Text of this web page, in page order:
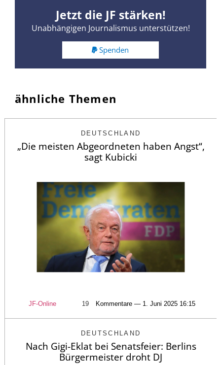
Jetzt die JF stärken!
Unabhängigen Journalismus unterstützen!
Spenden
ähnliche Themen
DEUTSCHLAND
„Die meisten Abgeordneten haben Angst“,
sagt Kubicki
JF-Online 19 Kommentare — 1. Juni 2025 16:15
DEUTSCHLAND
Nach Gigi-Eklat bei Senatsfeier: Berlins
Bürgermeister droht DJ